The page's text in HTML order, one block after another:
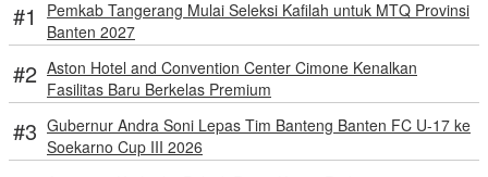
Pemkab Tangerang Mulai Seleksi Kafilah untuk MTQ Provinsi
Banten 2027
Aston Hotel and Convention Center Cimone Kenalkan
Fasilitas Baru Berkelas Premium
Gubernur Andra Soni Lepas Tim Banteng Banten FC U-17 ke
Soekarno Cup III 2026